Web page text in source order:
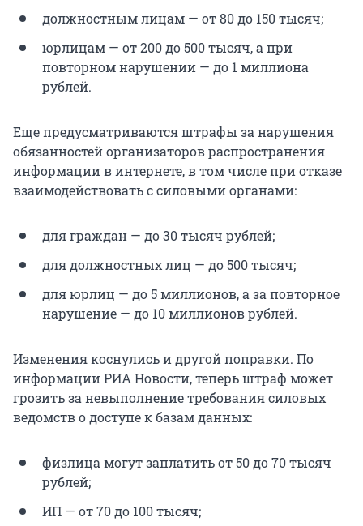
должностным лицам — от 80 до 150 тысяч;
юрлицам — от 200 до 500 тысяч, а при
повторном нарушении — до 1 миллиона
рублей.
Еще предусматриваются штрафы за нарушения
обязанностей организаторов распространения
информации в интернете, в том числе при отказе
взаимодействовать с силовыми органами:
для граждан — до 30 тысяч рублей;
для должностных лиц — до 500 тысяч;
для юрлиц — до5 миллионов, а за повторное
нарушение — до 10 миллионоврублей.
Изменения коснулись и другой поправки. По
информации РИА Новости, теперь штраф может
грозить за невыполнение требования силовых
ведомств о доступе к базам данных:
физлица могут заплатить от 50 до 70 тысяч
рублей;
ИП — от 70 до 100 тысяч;